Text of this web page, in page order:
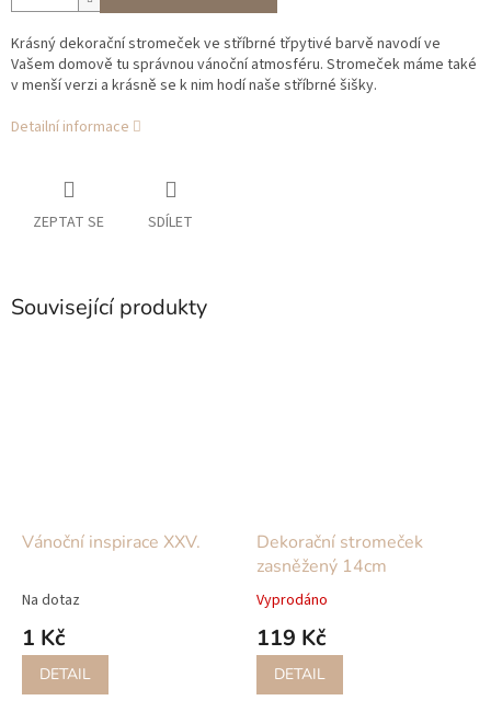
Krásný dekorační stromeček ve stříbrné třpytivé barvě navodí ve
Vašem domově tu správnou vánoční atmosféru. Stromeček máme také
v menší verzi a krásně se k nim hodí naše stříbrné šišky.
Detailní informace
ZEPTAT SE SDÍLET
Související produkty
Vánoční inspirace XXV.
Na dotaz
1 Kč
DETAIL
Dekorační stromeček
zasněžený 14cm
Vyprodáno
119 Kč
DETAIL